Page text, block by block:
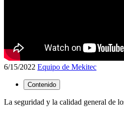
6/15/2022 Equipo de Mekitec
Contenido
La seguridad y la calidad general de